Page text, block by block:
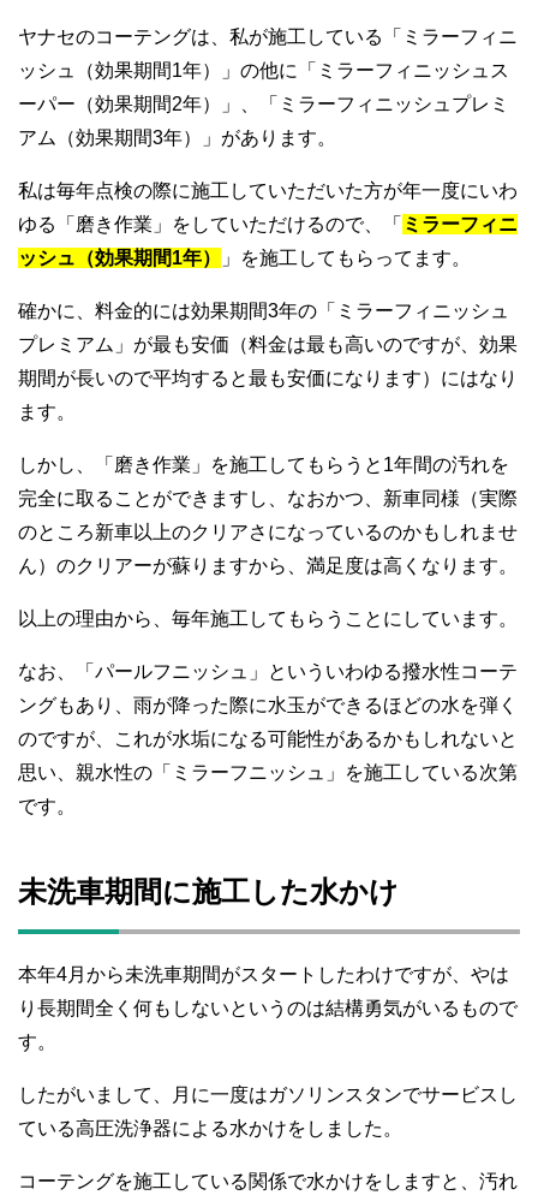
ヤナセのコーテングは、私が施工している「ミラーフィニ
ッシュ（効果期間1年）」の他に「ミラーフィニッシュス
ーパー（効果期間2年）」、「ミラーフィニッシュプレミ
アム（効果期間3年）」があります。
私は毎年点検の際に施工していただいた方が年一度にいわ
ゆる「磨き作業」をしていただけるので、「 ミラーフィニ
ッシュ（効果期間1年）
」を施工してもらってます。
確かに、料金的には効果期間3年の「ミラーフィニッシュ
プレミアム」が最も安価（料金は最も高いのですが、効果
期間が長いので平均すると最も安価になります）にはなり
ます。
しかし、「磨き作業」を施工してもらうと1年間の汚れを
完全に取ることができますし、なおかつ、新車同様（実際
のところ新車以上のクリアさになっているのかもしれませ
ん）のクリアーが蘇りますから、満足度は高くなります。
以上の理由から、毎年施工してもらうことにしています。
なお、「パールフニッシュ」といういわゆる撥水性コーテ
ングもあり、雨が降った際に水玉ができるほどの水を弾く
のですが、これが水垢になる可能性があるかもしれないと
思い、親水性の「ミラーフニッシュ」を施工している次第
です。
未洗車期間に施工した水かけ
本年4月から未洗車期間がスタートしたわけですが、やは
り長期間全く何もしないというのは結構勇気がいるもので
す。
したがいまして、月に一度はガソリンスタンでサービスし
ている高圧洗浄器による水かけをしました。
コーテングを施工している関係で水かけをしますと、汚れ